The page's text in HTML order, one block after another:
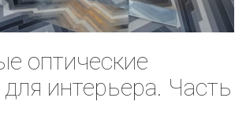
оптические
интерьера. Часть